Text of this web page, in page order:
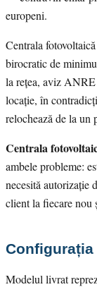
europeni.
Centrala
birocratic de
la rețea, aviz
locație, în
relochează de la un
Centrala
ambele probleme:
necesită autorizație
client la fiecare nou
Modelul livrat